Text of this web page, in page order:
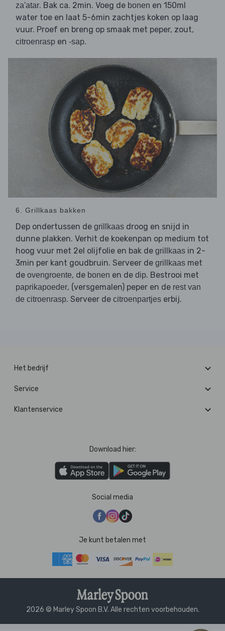
za'atar. Bak ca. 2min. Voeg de bonen en 150ml
water toe en laat 5-6min zachtjes koken op laag
vuur. Proef en breng op smaak met peper, zout,
citroenrasp en -sap.
6. Grillkaas bakken
Dep ondertussen de grillkaas droog en snijd in
dunne plakken. Verhit de koekenpan op medium tot
hoog vuur met 2el olijfolie en bak de grillkaas in 2-
3min per kant goudbruin. Serveer de grillkaas met
de ovengroente, de bonen en de dip. Bestrooi met
paprikapoeder, (versgemalen) peper en de rest van
de citroenrasp. Serveer de citroenpartjes erbij.
Het bedrijf
Service
Klantenservice
Download hier:
Social media
Je kunt betalen met
2026 © Marley Spoon B.V. Alle rechten voorbehouden.